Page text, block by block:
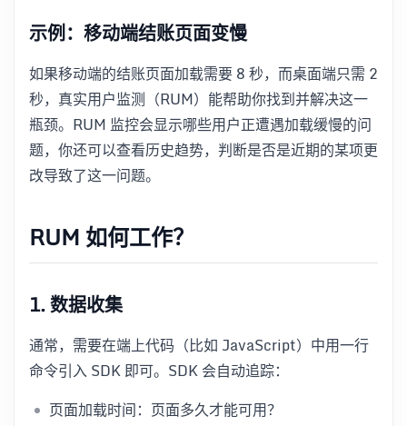
示例：移动端结账页面变慢
如果移动端的结账页面加载需要 8 秒，而桌面端只需 2
秒，真实用户监测（RUM）能帮助你找到并解决这一
瓶颈。RUM 监控会显示哪些用户正遭遇加载缓慢的问
题，你还可以查看历史趋势，判断是否是近期的某项更
改导致了这一问题。
RUM 如何工作？
1. 数据收集
通常，需要在端上代码（比如 JavaScript）中用一行
命令引入 SDK 即可。SDK 会自动追踪：
页面加载时间：页面多久才能可用？